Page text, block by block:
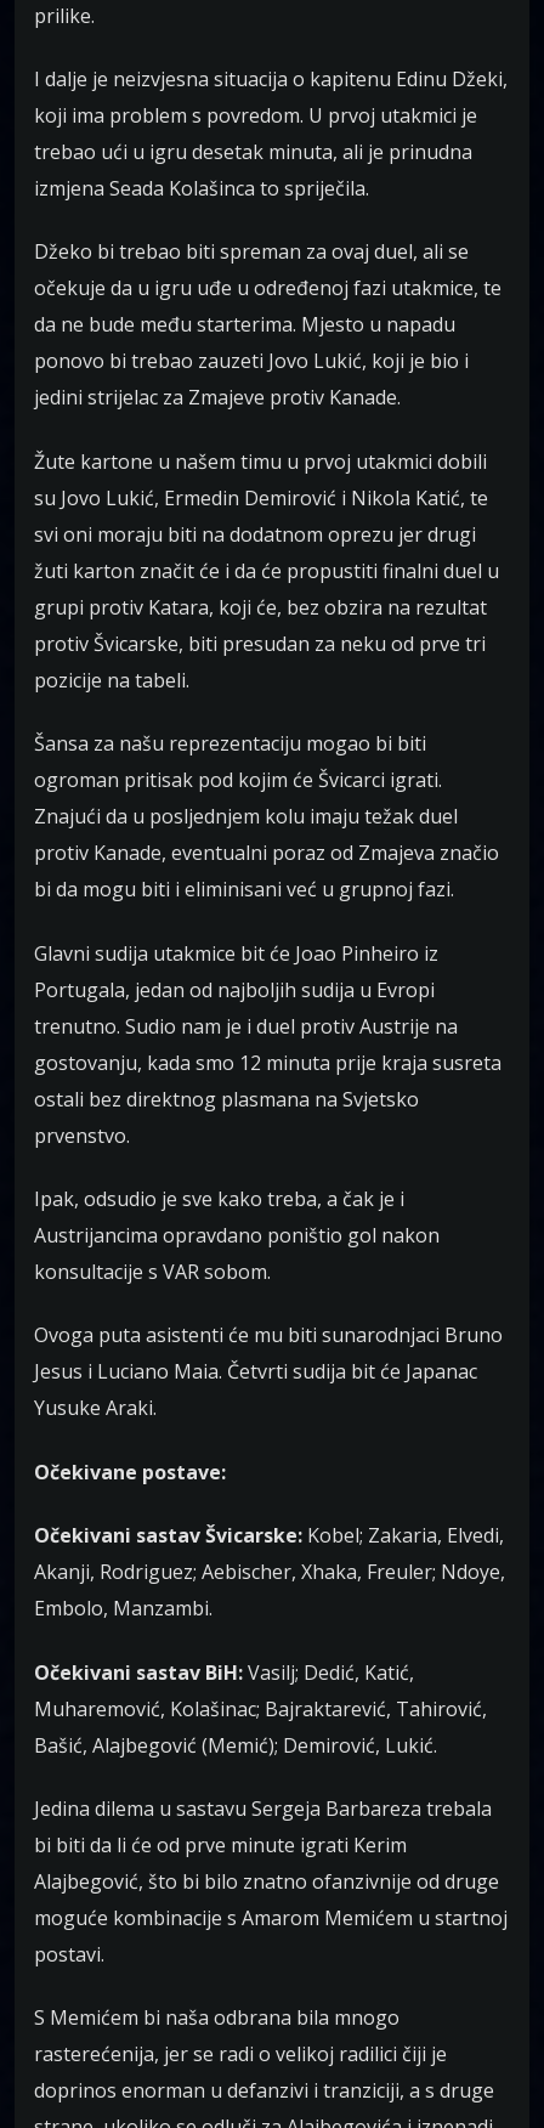
prilike.
I dalje je neizvjesna situacija o kapitenu Edinu Džeki,
koji ima problem s povredom. U prvoj utakmici je
trebao ući u igru desetak minuta, ali je prinudna
izmjena Seada Kolašinca to spriječila.
Džeko bi trebao biti spreman za ovaj duel, ali se
očekuje da u igru uđe u određenoj fazi utakmice, te
da ne bude među starterima. Mjesto u napadu
ponovo bi trebao zauzeti Jovo Lukić, koji je bio i
jedini strijelac za Zmajeve protiv Kanade.
Žute kartone u našem timu u prvoj utakmici dobili
su Jovo Lukić, Ermedin Demirović i Nikola Katić, te
svi oni moraju biti na dodatnom oprezu jer drugi
žuti karton značit će i da će propustiti finalni duel u
grupi protiv Katara, koji će, bez obzira na rezultat
protiv Švicarske, biti presudan za neku od prve tri
pozicije na tabeli.
Šansa za našu reprezentaciju mogao bi biti
ogroman pritisak pod kojim će Švicarci igrati.
Znajući da u posljednjem kolu imaju težak duel
protiv Kanade, eventualni poraz od Zmajeva značio
bi da mogu biti i eliminisani već u grupnoj fazi.
Glavni sudija utakmice bit će Joao Pinheiro iz
Portugala, jedan od najboljih sudija u Evropi
trenutno. Sudio nam je i duel protiv Austrije na
gostovanju, kada smo 12 minuta prije kraja susreta
ostali bez direktnog plasmana na Svjetsko
prvenstvo.
Ipak, odsudio je sve kako treba, a čak je i
Austrijancima opravdano poništio gol nakon
konsultacije s VAR sobom.
Ovoga puta asistenti će mu biti sunarodnjaci Bruno
Jesus i Luciano Maia. Četvrti sudija bit će Japanac
Yusuke Araki.
Očekivane postave:
Očekivani sastav Švicarske: Kobel; Zakaria, Elvedi,
Akanji, Rodriguez; Aebischer, Xhaka, Freuler; Ndoye,
Embolo, Manzambi.
Očekivani sastav BiH:Vasilj; Dedić, Katić,
Muharemović, Kolašinac; Bajraktarević, Tahirović,
Bašić, Alajbegović (Memić); Demirović, Lukić.
Jedina dilema u sastavu Sergeja Barbareza trebala
bi biti da li će od prve minute igrati Kerim
Alajbegović, što bi bilo znatno ofanzivnije od druge
moguće kombinacije s Amarom Memićem u startnoj
postavi.
S Memićem bi naša odbrana bila mnogo
rasterećenija, jer se radi o velikoj radilici čiji je
doprinos enorman u defanzivi i tranziciji, a s druge